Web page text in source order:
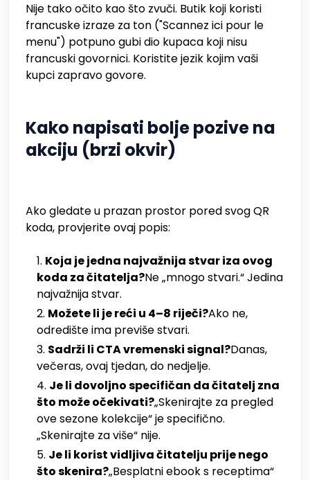
Nije tako očito kao što zvuči. Butik koji koristi
francuske izraze za ton ("Scannez ici pour le
menu") potpuno gubi dio kupaca koji nisu
francuski govornici. Koristite jezik kojim vaši
kupci zapravo govore.
Kako napisati bolje pozive na
akciju (brzi okvir)
Ako gledate u prazan prostor pored svog QR
koda, provjerite ovaj popis:
Koja je jedna najvažnija stvar iza ovog
koda za čitatelja?Ne „mnogo stvari.“ Jedina
najvažnija stvar.
Možete li je reći u 4–8 riječi?Ako ne,
odredište ima previše stvari.
Sadrži li CTA vremenski signal?Danas,
večeras, ovaj tjedan, do nedjelje.
Je li dovoljno specifičan da čitatelj zna
što može očekivati?„Skenirajte za pregled
ove sezone kolekcije“ je specifično.
„Skenirajte za više“ nije.
Je li korist vidljiva čitatelju prije nego
što skenira?„Besplatni ebook s receptima“